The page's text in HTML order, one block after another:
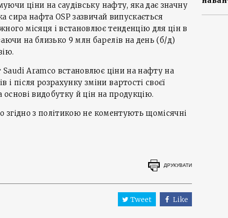
ціни на саудівську нафту, яка дає значну
сира нафта OSP зазвичай випускається
місяця і встановлює тенденцію для цін в
на близько 9 млн барелів на день (б/д)
Aramco встановлює ціни на нафту на
і після розрахунку зміни вартості своєї
основі видобутку й цін на продукцію.
згідно з політикою не коментують щомісячні
ДРУКУВАТИ
Tweet Like